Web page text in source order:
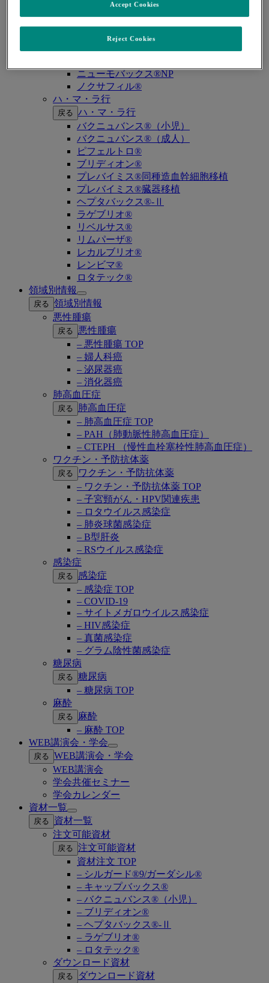
シベクトロ®
シルガード®9
ニューモバックス®NP
ノクサフィル®
ハ・マ・ラ行
戻る ハ・マ・ラ行
バクニュバンス®（小児）
バクニュバンス®（成人）
ピフェルトロ®
ブリディオン®
プレバイミス®同種造血幹細胞移植
プレバイミス®臓器移植
ヘプタバックス®-Ⅱ
ラゲブリオ®
リベルサス®
リムパーザ®
レカルブリオ®
レンビマ®
ロタテック®
領域別情報
Open
submenu
戻る 領域別情報
悪性腫瘍
戻る
悪性腫瘍
– 悪性腫瘍 TOP
– 婦人科癌
– 泌尿器癌
– 消化器癌
肺高血圧症
戻る
肺高血圧症
– 肺高血圧症 TOP
– PAH（肺動脈性肺高血圧症）
– CTEPH （慢性血栓塞栓性肺高血圧症）
ワクチン・予防抗体薬
戻る
ワクチン・予防抗体薬
– ワクチン・予防抗体薬 TOP
– 子宮頸がん・HPV関連疾患
– ロタウイルス感染症
– 肺炎球菌感染症
– B型肝炎
– RSウイルス感染症
感染症
戻る
感染症
– 感染症 TOP
– COVID-19
– サイトメガロウイルス感染症
– HIV感染症
– 真菌感染症
– グラム陰性菌感染症
糖尿病
戻る 糖尿病
– 糖尿病 TOP
麻酔
戻る
麻酔
– 麻酔 TOP
WEB講演会・学会
Open
submenu
戻る WEB講演会・学会
WEB講演会
学会共催セミナー
学会カレンダー
資材一覧
Open
submenu
戻る
資材一覧
注文可能資材
戻る 注文可能資材
資材注文 TOP
– シルガード®9/ガーダシル®
– キャップバックス®
– バクニュバンス®（小児）
– ブリディオン®
– ヘプタバックス®-Ⅱ
– ラゲブリオ®
– ロタテック®
ダウンロード資材
戻る ダウンロード資材
Reject Cookies
Accept Cookies